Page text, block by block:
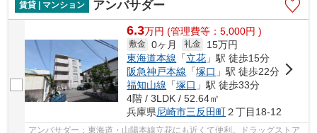
賃貸 | マンション アンバサダー
6.3万円 (管理費等：5,000円 )
敷金 0ヶ月 礼金
15万円
東海道本線 「立花 」駅 徒歩15分
阪急神戸本線 「塚口 」駅 徒歩22分
福知山線 「塚口 」駅 徒歩33分
4階 / 3LDK / 52.64㎡
兵庫県尼崎市三反田町２丁目18-12
アンバサダー：東海道・山陽本線立花にも近くて便利。ドラッグストア